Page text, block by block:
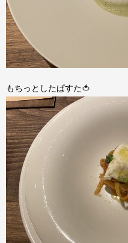
もちっとしたぱすた🍅